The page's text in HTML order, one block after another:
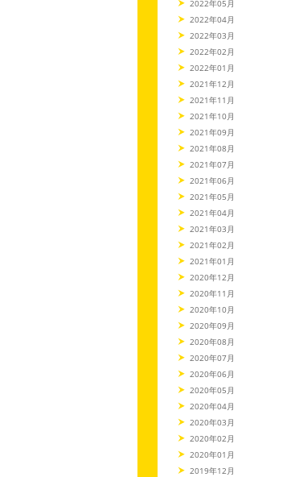
2022年05月
2022年04月
2022年03月
2022年02月
2022年01月
2021年12月
2021年11月
2021年10月
2021年09月
2021年08月
2021年07月
2021年06月
2021年05月
2021年04月
2021年03月
2021年02月
2021年01月
2020年12月
2020年11月
2020年10月
2020年09月
2020年08月
2020年07月
2020年06月
2020年05月
2020年04月
2020年03月
2020年02月
2020年01月
2019年12月